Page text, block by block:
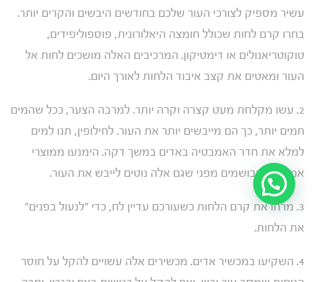
עשיר מספיק לצורכי העור שלכם בחודשים היבשים והקרים יותר.
בחרו קרם לחות שכולל חומצה היאלורונית, פוספוליפידים,
טוקוטריאנולים או דימטיקון. המרכיבים האלה מושכים לחות אל
העור ומאטים את קצב איבוד הלחות לאורך היום.
2. עשו מקלחת מעט קצרה וקרה יותר. למרבה הצער, ככל שהמים
חמים יותר, כך הם מייבשים יותר את העור. לחילופין, תנו למים
למלא את חדר האמבטיה באדים במשך דקה. הימנעו ממוצרי
אמבטיה מבושמים מפני שגם אלה נוטים לייבש את העור.
3. מרחו את קרם הלחות כשעורכם עדיין לח, כדי "לנעול בפנים"
את הלחות.
4. השקיעו במכשיר אדים. מכשירים אלה עשויים להקל על חוסר